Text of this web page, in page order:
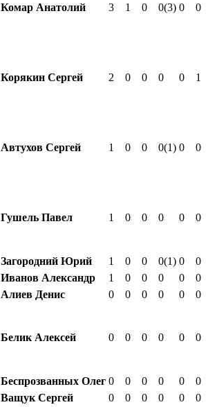
Комар Анатолий 3 1 0 0(3) 0 0
Корякин Сергей 2 0 0 0 0 1
Автухов Сергей 1 0 0 0(1) 0 0
Гушель Павел 1 0 0 0 0 0
Загородний Юрий 1 0 0 0(1) 0
0
Иванов Александр 1 0 0 0 0
0
Алиев Денис 0 0 0 0 0 0
Белик Алексей 0 0 0 0 0 0
Беспрозванных Олег 0 0 0 0 0
0
Ващук Сергей 0 0 0 0 0 0